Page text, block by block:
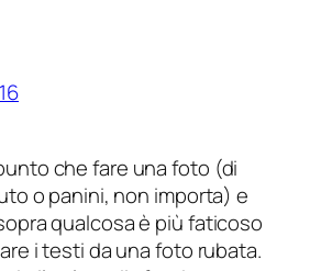
che fare una foto (di
o panini, non importa) e
qualcosa è più faticoso
i testi da una foto rubata.